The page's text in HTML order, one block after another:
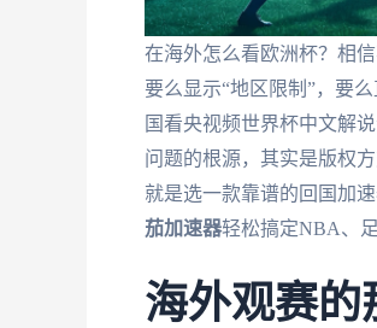
在海外怎么看欧洲杯？相
要么显示“地区限制”，要
国看央视频世界杯中文解
问题的根源，其实是版权
就是选一款靠谱的回国加
茄加速器轻松搞定NBA、
海外观赛的